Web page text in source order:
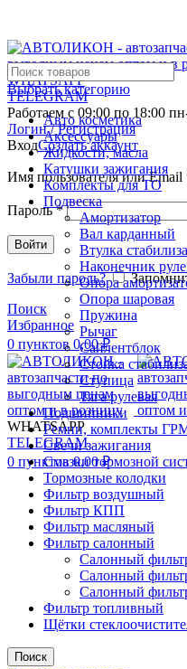
WHATSAPP
TELEGRAM
Работаем с 09:00 по 18:00
Логин / Регистрация
ВходСоздать аккаунт
Имя пользователя или Email
Пароль*
Войти
Забыли пароль?
Поиск
Избранное
0 пунктов 0,00₽
WHATSAPP
TELEGRAM
0 пунктов 0,00₽
Выбрать категорию
Авто косметика
Аксессуары
Жидкости, масла
Катушки зажигания
Комплекты для ТО
Подвеска
Амортизатор
Вал карданный
Втулка
Наконечник
Опора
Опора шаровая
Пружина
Рычаг
Сайлентблок
Стойка
Ступица
Тяга рулевая
Подшипники
Ремни, комплекты
Свечи зажигания
Смазки тормозной
Тормозные колодки
Фильтр воздушный
Фильтр КПП
Фильтр масляный
Фильтр салонный
Салонный
Салонный
Салонный
Фильтр топливный
Щётки
Поиск